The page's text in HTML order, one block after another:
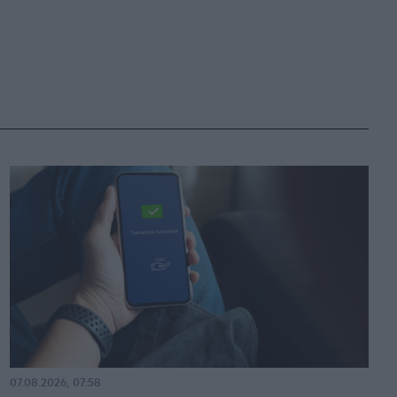
07.08.2026, 07:58